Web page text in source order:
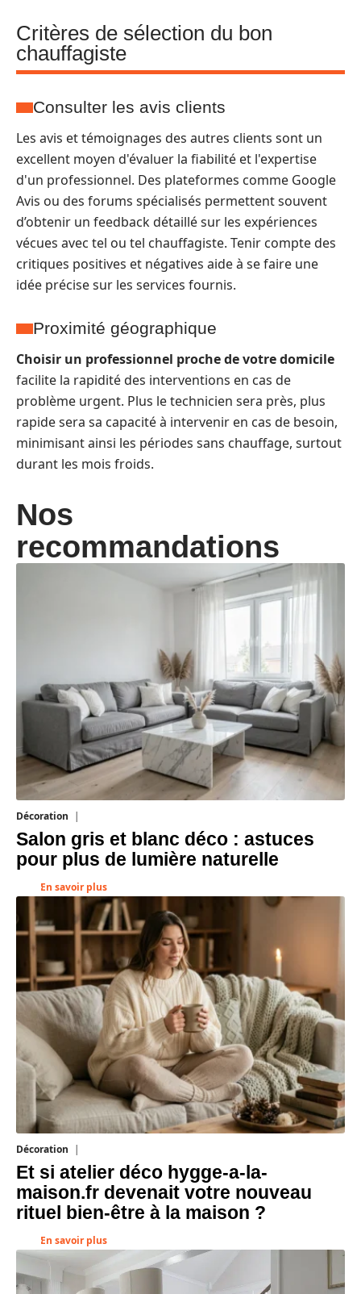
Critères de sélection du bon
chauffagiste
Consulter les avis clients
Les avis et témoignages des autres clients sont un
excellent moyen d'évaluer la fiabilité et l'expertise
d'un professionnel. Des plateformes comme Google
Avis ou des forums spécialisés permettent souvent
d’obtenir un feedback détaillé sur les expériences
vécues avec tel ou tel chauffagiste. Tenir compte des
critiques positives et négatives aide à se faire une
idée précise sur les services fournis.
Proximité géographique
Choisir un professionnel proche de votre domicile
facilite la rapidité des interventions en cas de
problème urgent. Plus le technicien sera près, plus
rapide sera sa capacité à intervenir en cas de besoin,
minimisant ainsi les périodes sans chauffage, surtout
durant les mois froids.
Nos
recommandations
Décoration
Salon gris et blanc déco : astuces
pour plus de lumière naturelle
En savoir plus
Décoration
Et si atelier déco hygge-a-la-
maison.fr devenait votre nouveau
rituel bien-être à la maison ?
En savoir plus